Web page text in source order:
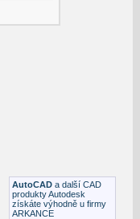
AutoCAD a další CAD
produkty Autodesk
získáte výhodně u firmy
ARKANCE